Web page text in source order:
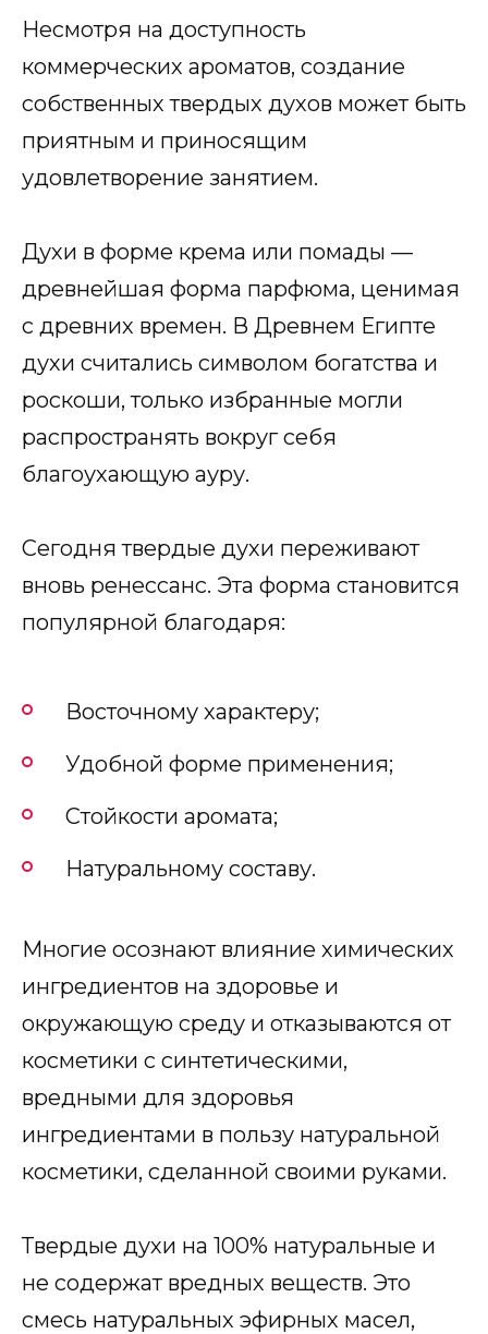
Несмотря на доступность
коммерческих ароматов, создание
собственных твердых духов может быть
приятным и приносящим
удовлетворение занятием.
Духи в форме крема или помады —
древнейшая форма парфюма, ценимая
с древних времен. В Древнем Египте
духи считались символом богатства и
роскоши, только избранные могли
распространять вокруг себя
благоухающую ауру.
Сегодня твердые духи переживают
вновь ренессанс. Эта форма становится
популярной благодаря:
Восточному характеру;
Удобной форме применения;
Стойкости аромата;
Натуральному составу.
Многие осознают влияние химических
ингредиентов на здоровье и
окружающую среду и отказываются от
косметики с синтетическими,
вредными для здоровья
ингредиентами в пользу натуральной
косметики, сделанной своими руками.
Твердые духи на 100% натуральные и
не содержат вредных веществ. Это
смесь натуральных эфирных масел,